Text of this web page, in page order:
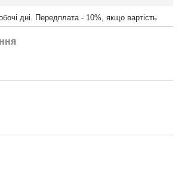
дні. Передплата - 10%, якщо вартість